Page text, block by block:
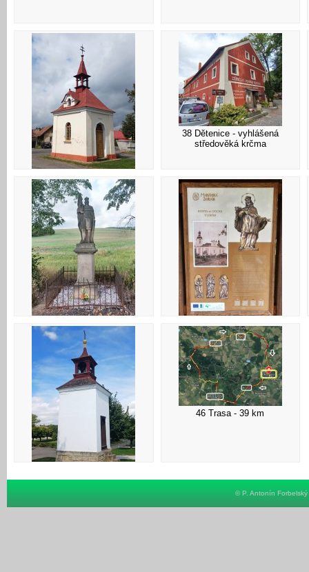
37 Kaple na návsi
38 Dětenice - vyhlášená
středověká krčma
41 Libáň - socha sv. Václava 42 Libáň - info u kostela
46 Trasa - 39 km
© P. Antonín